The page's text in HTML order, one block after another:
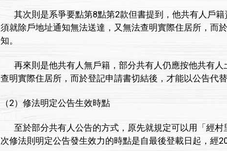
其次則是系爭要點第8點第2款但書提到，他共有人戶籍
須就除戶地址通知無法送達，又無法查明實際住居所，而
知。
再來則是他共有人無戶籍，部分共有人仍應按他共有人
查明實際住居所，而於登記申請書切結後，才能以公告代替
（2）修法明定公告生效時點
至於部分共有人公告的方式，原先就規定可以用「經村
次修法則明定公告發生效力的時點是自最後登載日起，經